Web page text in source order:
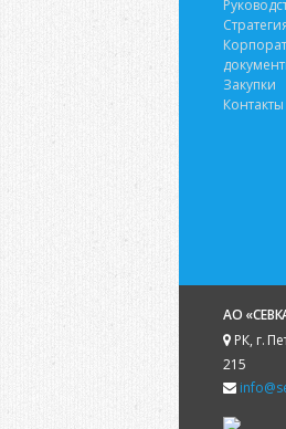
Закупки
Контакты
АО
РК, г.
215